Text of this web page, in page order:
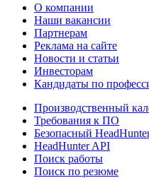
О компании
Наши вакансии
Партнерам
Реклама на сайте
Новости и статьи
Инвесторам
Кандидаты по
Производственный
Требования к ПО
Безопасный
HeadHunter API
Поиск работы
Поиск по резюме